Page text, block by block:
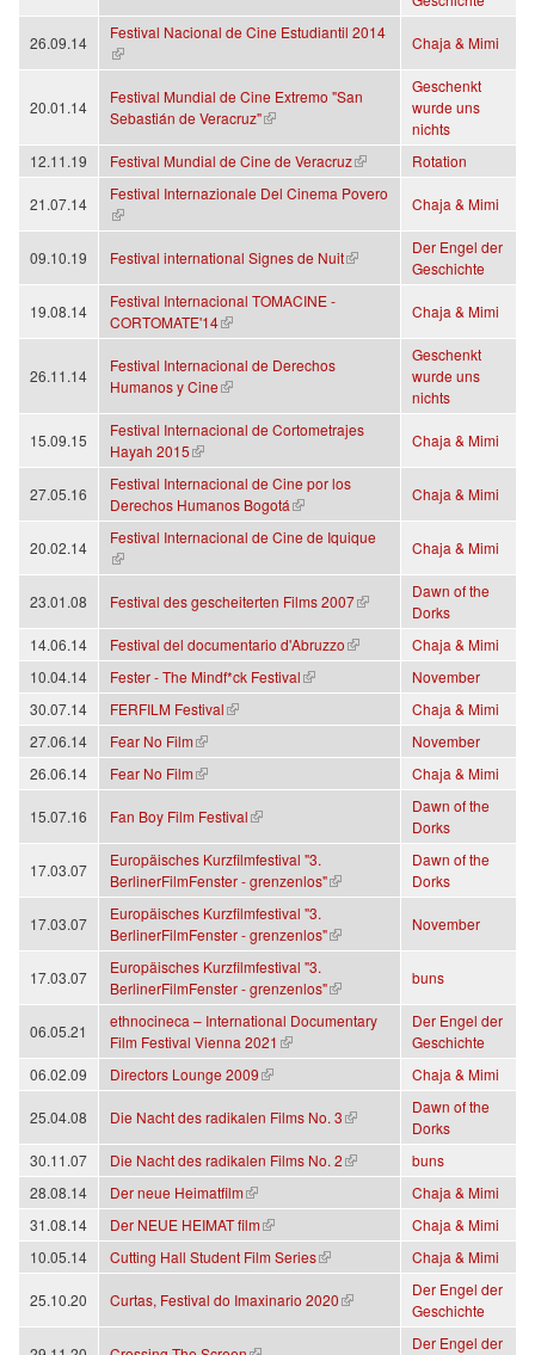
26.09.14
Festival Nacional de Cine Estudiantil 2014
(Link ist extern)
Chaja & Mimi
20.01.14
Festival Mundial de Cine Extremo "San
Sebastián de Veracruz"
(Link ist extern)
Geschenkt
wurde uns
nichts
12.11.19
Festival Mundial de Cine de Veracruz
(Link ist extern) Rotation
21.07.14
Festival Internazionale Del Cinema Povero
(Link ist extern)
Chaja & Mimi
09.10.19 Festival international Signes de Nuit
(Link ist extern)
Der Engel der
Geschichte
19.08.14
Festival Internacional TOMACINE -
CORTOMATE'14
(Link ist extern)
Chaja & Mimi
26.11.14
Festival Internacional de Derechos
Humanos y Cine
(Link ist extern)
Geschenkt
wurde uns
nichts
15.09.15
Festival Internacional de Cortometrajes
Hayah 2015
(Link ist extern)
Chaja & Mimi
27.05.16
Festival Internacional de Cine por los
Derechos Humanos Bogotá
(Link ist extern)
Chaja & Mimi
20.02.14
Festival Internacional de Cine de Iquique
(Link ist extern)
Chaja & Mimi
23.01.08 Festival des gescheiterten Films 2007
(Link ist extern)
Dawn of the
Dorks
14.06.14
Festival del documentario d'Abruzzo
(Link ist extern)
Chaja & Mimi
10.04.14
Fester - The Mindf*ck Festival
(Link ist extern)
November
30.07.14
FERFILM Festival
(Link ist extern)
Chaja & Mimi
27.06.14
Fear No Film
(Link ist extern)
November
26.06.14
Fear No Film
(Link ist extern) Chaja & Mimi
15.07.16 Fan Boy Film Festival
(Link ist extern)
Dawn of the
Dorks
17.03.07
Europäisches Kurzfilmfestival "3.
BerlinerFilmFenster - grenzenlos"
(Link ist extern)
Dawn of the
Dorks
17.03.07
Europäisches Kurzfilmfestival "3.
BerlinerFilmFenster - grenzenlos"
(Link ist extern)
November
17.03.07
Europäisches Kurzfilmfestival "3.
BerlinerFilmFenster - grenzenlos"
(Link ist extern)
buns
06.05.21
ethnocineca – International Documentary
Film Festival Vienna 2021
(Link ist extern)
Der Engel der
Geschichte
06.02.09
Directors Lounge 2009
(Link ist extern) Chaja & Mimi
25.04.08 Die Nacht des radikalen Films No. 3
(Link ist extern)
Dawn of the
Dorks
30.11.07
Die Nacht des radikalen Films No. 2
(Link ist extern)
buns
28.08.14
Der neue Heimatfilm
(Link ist extern)
Chaja & Mimi
31.08.14
Der NEUE HEIMAT film
(Link ist extern)
Chaja & Mimi
10.05.14
Cutting Hall Student Film Series
(Link ist extern) Chaja & Mimi
25.10.20 Curtas, Festival do Imaxinario 2020
(Link ist extern)
Der Engel der
Geschichte
Der Engel der